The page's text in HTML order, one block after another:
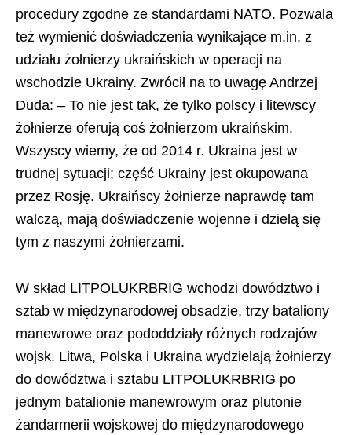
procedury zgodne ze standardami NATO. Pozwala
też wymienić doświadczenia wynikające m.in. z
udziału żołnierzy ukraińskich w operacji na
wschodzie Ukrainy. Zwrócił na to uwagę Andrzej
Duda: – To nie jest tak, że tylko polscy i litewscy
żołnierze oferują coś żołnierzom ukraińskim.
Wszyscy wiemy, że od 2014 r. Ukraina jest w
trudnej sytuacji; część Ukrainy jest okupowana
przez Rosję. Ukraińscy żołnierze naprawdę tam
walczą, mają doświadczenie wojenne i dzielą się
tym z naszymi żołnierzami.
W skład LITPOLUKRBRIG wchodzi dowództwo i
sztab w międzynarodowej obsadzie, trzy bataliony
manewrowe oraz pododdziały różnych rodzajów
wojsk. Litwa, Polska i Ukraina wydzielają żołnierzy
do dowództwa i sztabu LITPOLUKRBRIG po
jednym batalionie manewrowym oraz plutonie
żandarmerii wojskowej do międzynarodowego